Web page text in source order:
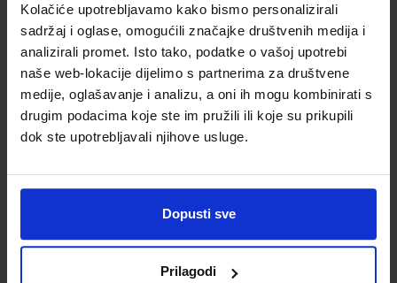
Kolačiće upotrebljavamo kako bismo personalizirali
sadržaj i oglase, omogućili značajke društvenih medija i
analizirali promet. Isto tako, podatke o vašoj upotrebi
naše web-lokacije dijelimo s partnerima za društvene
medije, oglašavanje i analizu, a oni ih mogu kombinirati s
drugim podacima koje ste im pružili ili koje su prikupili
dok ste upotrebljavali njihove usluge.
Dopusti sve
Prilagodi
Autor(i):
Blagus Ljubić Klemše Flisar Odorčić Ružić Mihočka
Nakladnik: ŠKOLSKA KNJIGA d.d. Registarski broj ministarstva: 7002
SKU:567079 CIJENA:10,80 €
ŠIFRA OMOTA:500239
Udžbenik Omot
Autor(i):Josipa Blagus Marijana Šundov Ana Budojević
ŠKOLSKA KNJIGA d.d.
Registarski broj ministarstva: